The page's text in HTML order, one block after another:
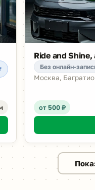
Ride and
Без онлайн-
Москва,
от 500 ₽